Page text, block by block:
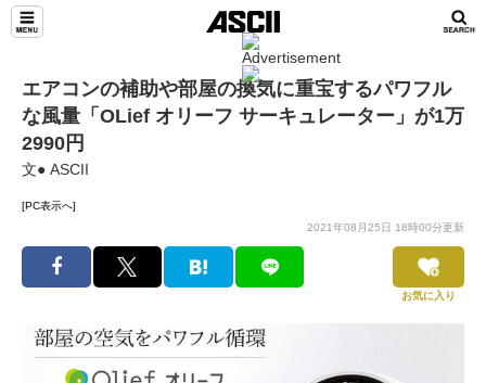
エアコンの補助や部屋の換気に重宝するパワフル
な風量「OLief オリーフ サーキュレーター」が1万
2990円
文● ASCII
[PC表示へ]
2021年08月25日 18時00分更新
お気に入り